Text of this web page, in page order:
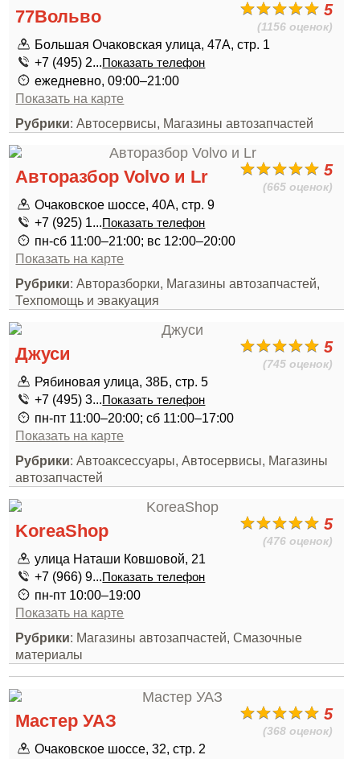
5
(1156 оценок)
77Вольво
Большая Очаковская улица, 47А, стр. 1
+7 (495) 2...Показать телефон
ежедневно, 09:00–21:00
Показать на карте
Рубрики: Автосервисы, Магазины автозапчастей
5
(665 оценок)
Авторазбор Volvo и Lr
Очаковское шоссе, 40А, стр. 9
+7 (925) 1...Показать телефон
пн-сб 11:00–21:00; вс 12:00–20:00
Показать на карте
Рубрики: Авторазборки, Магазины автозапчастей,
Техпомощь и эвакуация
5
(745 оценок)
Джуси
Рябиновая улица, 38Б, стр. 5
+7 (495) 3...Показать телефон
пн-пт 11:00–20:00; сб 11:00–17:00
Показать на карте
Рубрики: Автоаксессуары, Автосервисы, Магазины
автозапчастей
5
(476 оценок)
KoreaShop
улица Наташи Ковшовой, 21
+7 (966) 9...Показать телефон
пн-пт 10:00–19:00
Показать на карте
Рубрики: Магазины автозапчастей, Смазочные
материалы
5
(368 оценок)
Мастер УАЗ
Очаковское шоссе, 32, стр. 2